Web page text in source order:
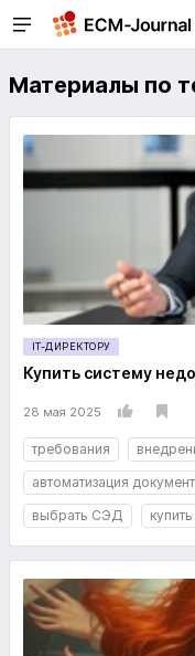
Материалы по
IT-ДИРЕКТОРУ
Купить систему
28 мая 2025
требования
автоматизация
выбрать СЭД